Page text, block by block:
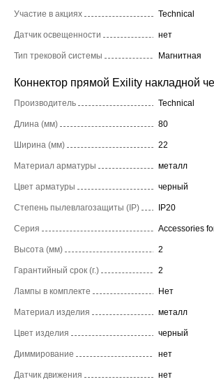
Участие в акциях Technical
Датчик освещенности нет
Тип трековой системы Магнитная
Коннектор прямой Exility накладной
Производитель Technical
Длина (мм) 80
Ширина (мм) 22
Материал арматуры металл
Цвет арматуры черный
Степень пылевлагозащиты (IP) IP20
Серия Accessories
Высота (мм) 2
Гарантийный срок (г.) 2
Лампы в комплекте Нет
Материал изделия металл
Цвет изделия черный
Диммирование нет
Датчик движения нет